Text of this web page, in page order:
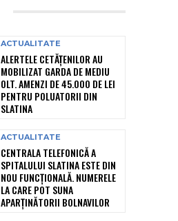
ACTUALITATE
ALERTELE CETĂȚENILOR AU
MOBILIZAT GARDA DE MEDIU
OLT. AMENZI DE 45.000 DE LEI
PENTRU POLUATORII DIN
SLATINA
ACTUALITATE
CENTRALA TELEFONICĂ A
SPITALULUI SLATINA ESTE DIN
NOU FUNCȚIONALĂ. NUMERELE
LA CARE POT SUNA
APARȚINĂTORII BOLNAVILOR